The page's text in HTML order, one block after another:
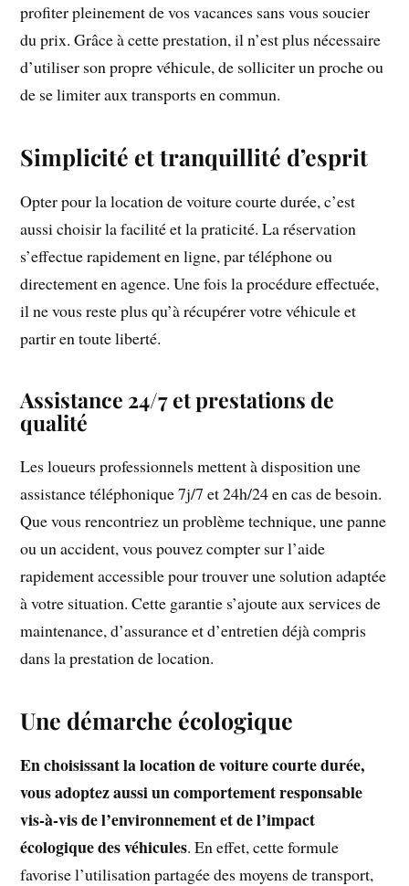
profiter pleinement de vos vacances sans vous soucier
du prix. Grâce à cette prestation, il n’est plus nécessaire
d’utiliser son propre véhicule, de solliciter un proche ou
de se limiter aux transports en commun.
Simplicité et tranquillité d’esprit
Opter pour la location de voiture courte durée, c’est
aussi choisir la facilité et la praticité. La réservation
s’effectue rapidement en ligne, par téléphone ou
directement en agence. Une fois la procédure effectuée,
il ne vous reste plus qu’à récupérer votre véhicule et
partir en toute liberté.
Assistance 24/7 et prestations de
qualité
Les loueurs professionnels mettent à disposition une
assistance téléphonique 7j/7 et 24h/24 en cas de besoin.
Que vous rencontriez un problème technique, une panne
ou un accident, vous pouvez compter sur l’aide
rapidement accessible pour trouver une solution adaptée
à votre situation. Cette garantie s’ajoute aux services de
maintenance, d’assurance et d’entretien déjà compris
dans la prestation de location.
Une démarche écologique
En choisissant la location de voiture courte durée,
vous adoptez aussi un comportement responsable
vis-à-vis de l’environnement et de l’impact
écologique des véhicules. En effet, cette formule
favorise l’utilisation partagée des moyens de transport,